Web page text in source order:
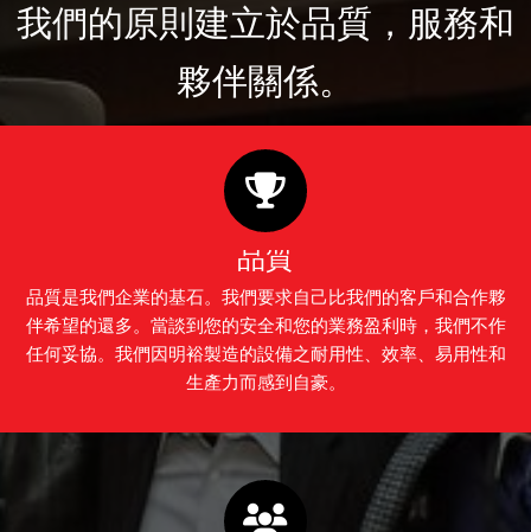
我們的原則建立於品質，服務和
夥伴關係。
品質
品質是我們企業的基石。我們要求自己比我們的客戶和合作夥
伴希望的還多。當談到您的安全和您的業務盈利時，我們不作
任何妥協。我們因明裕製造的設備之耐用性、效率、易用性和
生產力而感到自豪。